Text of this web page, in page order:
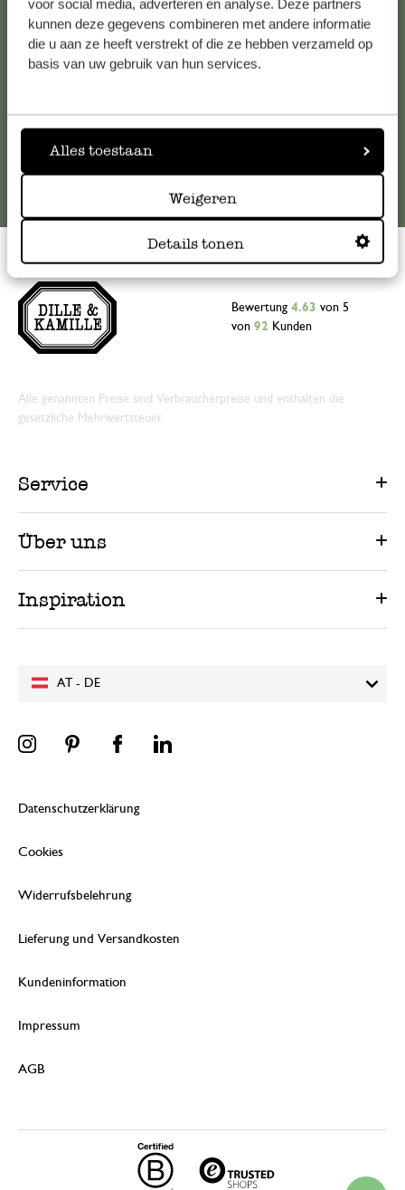
voor social media, adverteren en analyse. Deze partners
kunnen deze gegevens combineren met andere informatie
die u aan ze heeft verstrekt of die ze hebben verzameld op
basis van uw gebruik van hun services.
Alles toestaan
Weigeren
Details tonen
die Antworten aufhäufig gestellte Fragen.
Online-Kundenservice
AT - DE
Bewertung 4.63 von 5
von 92 Kunden
Alle genannten Preise sind Verbraucherpreise und enthalten die
gesetzliche Mehrwertsteuer.
Service
Über uns
Inspiration
Datenschutzerklärung
Cookies
Widerrufsbelehrung
Lieferung und Versandkosten
Kundeninformation
Impressum
AGB